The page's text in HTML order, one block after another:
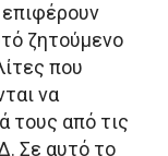
επιφέρουν
ζητούμενο
που
να
τους από τις
Σε αυτό το